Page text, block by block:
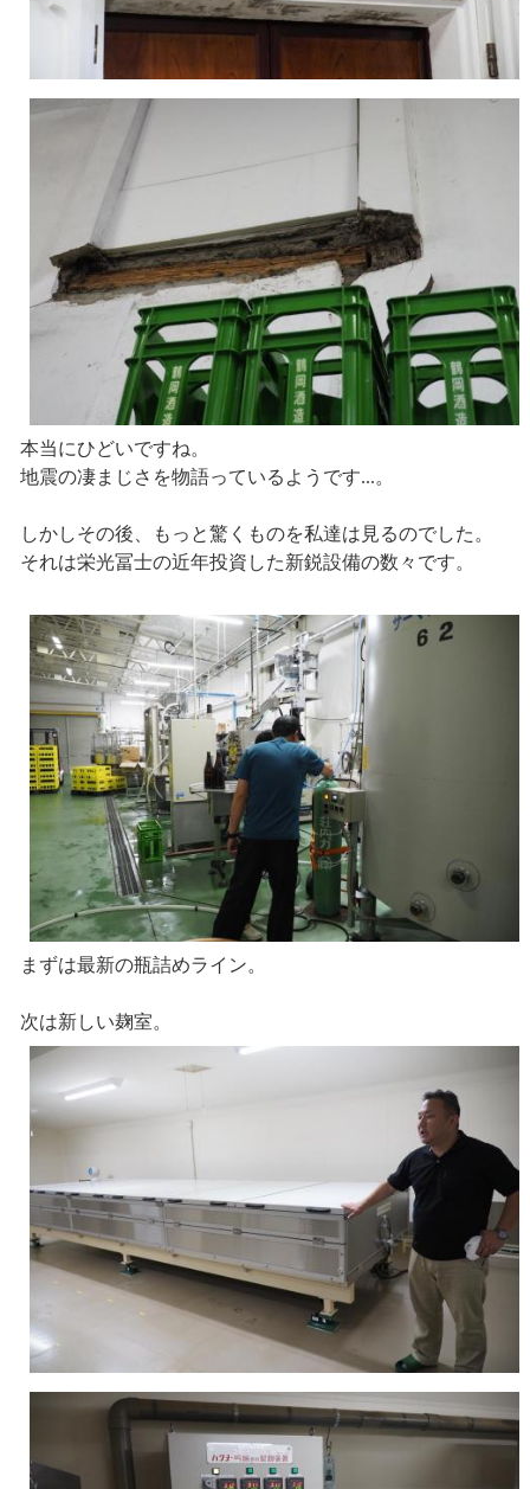
本当にひどいですね。
地震の凄まじさを物語っているようです...。
しかしその後、もっと驚くものを私達は見るのでした。
それは栄光冨士の近年投資した新鋭設備の数々です。
まずは最新の瓶詰めライン。
次は新しい麹室。